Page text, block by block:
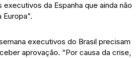
da Espanha que ainda não
executivos do Brasil precisam
aprovação. “Por causa da crise,